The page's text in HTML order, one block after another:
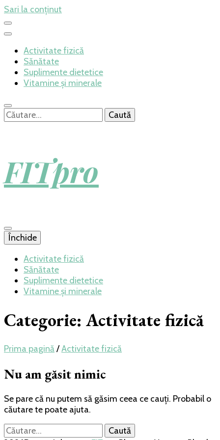
Sari la conținut
Activitate fizică
Sănătate
Suplimente dietetice
Vitamine și minerale
Caută
după:
FITpro
Închide
Activitate fizică
Sănătate
Suplimente dietetice
Vitamine și minerale
Categorie: Activitate fizică
Prima pagină/Activitate fizică
Nu am găsit nimic
Se pare că nu putem să găsim ceea ce cauți. Probabil o
căutare te poate ajuta.
Caută